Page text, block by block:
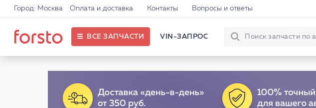
Город: Москва Оплата и доставка Контакты Вопросы и ответы
ВСЕ ЗАПЧАСТИ VIN-ЗАПРОС